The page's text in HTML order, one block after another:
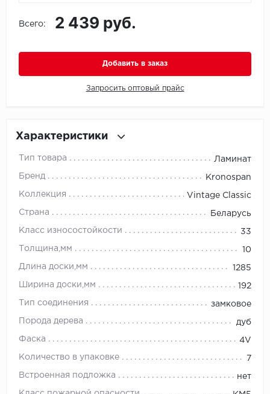
Millenium
Next Step
Novafloor
Всего: 2 439 руб.
Добавить в заказ
Запросить оптовый прайс
Характеристики
Тип товара Ламинат
Бренд Kronospan
Коллекция Vintage Classic
Страна Беларусь
Класс износостойкости 33
Толщина,мм 10
Длина доски,мм 1285
Ширина доски,мм 192
Тип соединения замковое
Порода дерева дуб
Фаска 4V
Количество в упаковке 7
Встроенная подложка нет